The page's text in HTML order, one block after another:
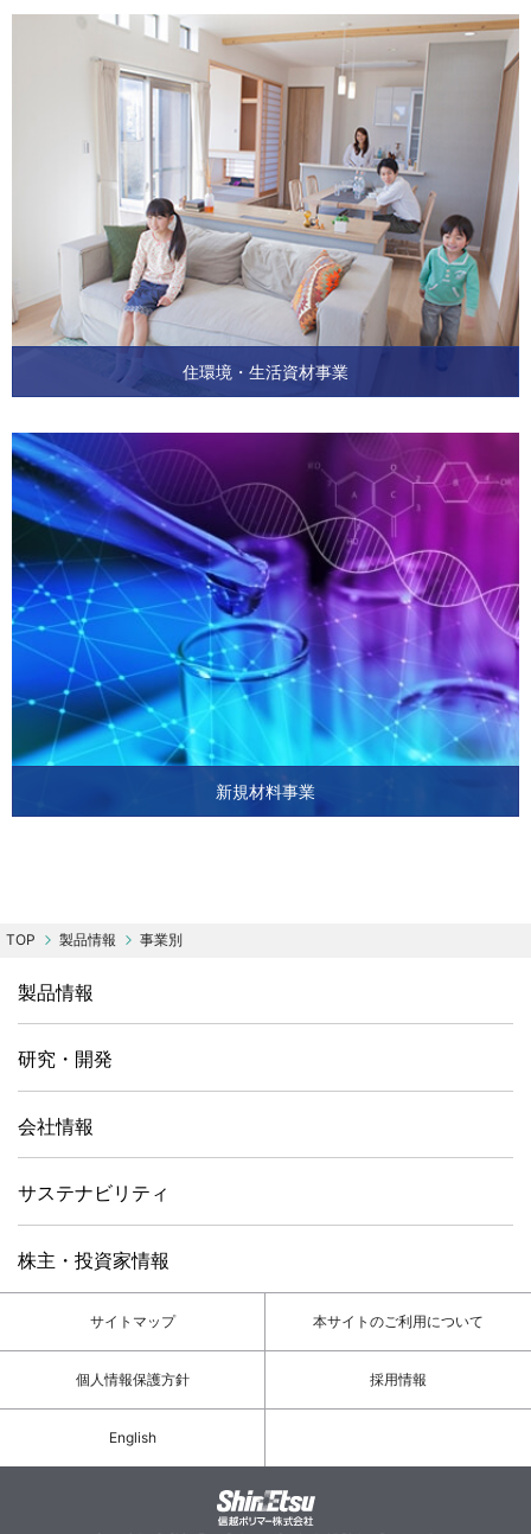
住環境・生活資材事業
新規材料事業
製品情報 事業別
製品情報
研究・開発
会社情報
サステナビリティ
株主・投資家情報
サイトマップ 本サイトのご利用について
個人情報保護方針 採用情報
English